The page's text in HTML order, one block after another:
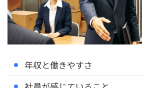
年収と働きやすさ